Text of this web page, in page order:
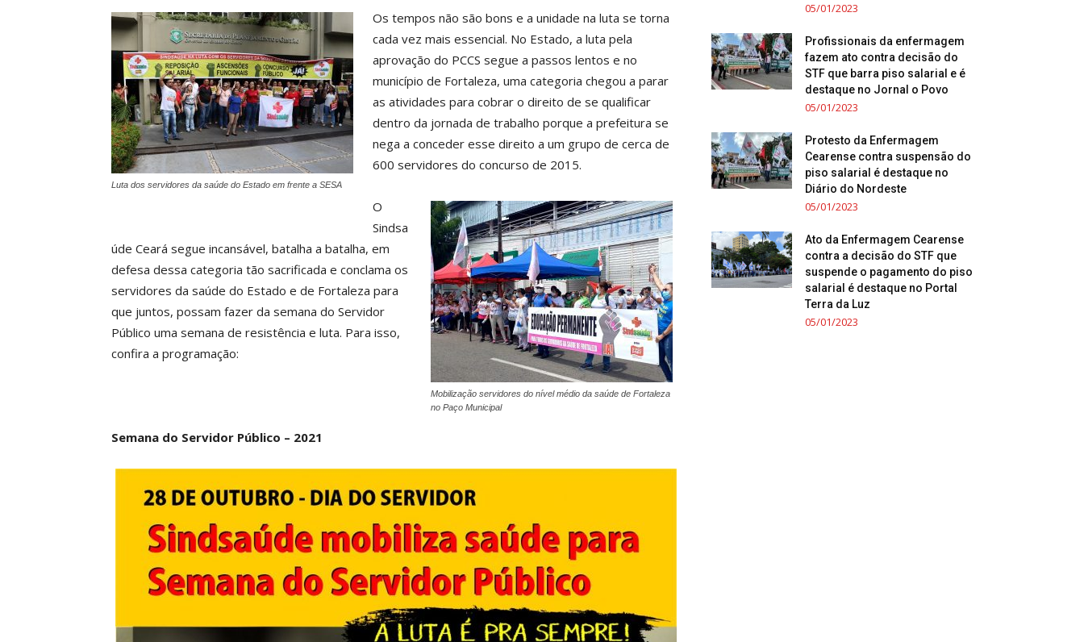
Luta dos servidores da saúde do Estado em frente a SESA
Os tempos não são bons e a unidade na luta se torna
cada vez mais essencial. No Estado, a luta pela
aprovação do PCCS segue a passos lentos e no
município de Fortaleza, uma categoria chegou a parar
as atividades para cobrar o direito de se qualificar
dentro da jornada de trabalho porque a prefeitura se
nega a conceder esse direito a um grupo de cerca de
600 servidores do concurso de 2015.
Mobilização servidores do nível médio da saúde de Fortaleza
no Paço Municipal
O
Sindsa
úde Ceará segue incansável, batalha a batalha, em
defesa dessa categoria tão sacrificada e conclama os
servidores da saúde do Estado e de Fortaleza para
que juntos, possam fazer da semana do Servidor
Público uma semana de resistência e luta. Para isso,
confira a programação:
Semana do Servidor Público – 2021
05/01/2023
Profissionais da enfermagem
fazem ato contra decisão do
STF que barra piso salarial e é
destaque no Jornal o Povo
05/01/2023
Protesto da Enfermagem
Cearense contra suspensão do
piso salarial é destaque no
Diário do Nordeste
05/01/2023
Ato da Enfermagem Cearense
contra a decisão do STF que
suspende o pagamento do piso
salarial é destaque no Portal
Terra da Luz
05/01/2023